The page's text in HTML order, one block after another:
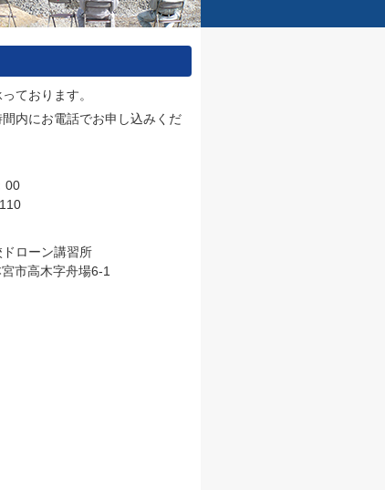
ております。
内にお電話でお申し込みくだ
00
ローン講習所
市高木字舟場6-1